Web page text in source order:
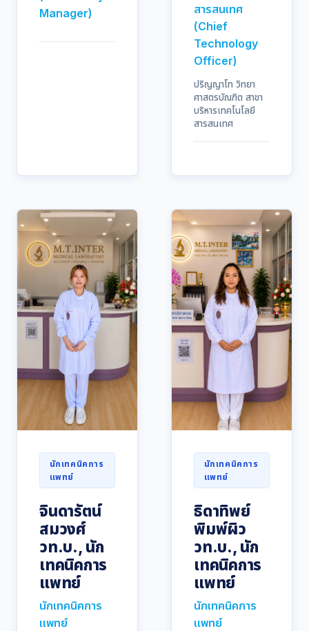
Manager)
สารสนเทศ
(Chief
Technology
Officer)
ปริญญาโท วิทยา
ศาสตรบัณฑิต สาขา
บริหารเทคโนโลยี
สารสนเทศ
นักเทคนิคการ
แพทย์
จินดารัตน์
สมวงศ์
วท.บ., นัก
เทคนิคการ
แพทย์
นักเทคนิคการ
แพทย์
นักเทคนิคการ
แพทย์
ธิดาทิพย์
พิมพ์ผิว
วท.บ., นัก
เทคนิคการ
แพทย์
นักเทคนิคการ
แพทย์